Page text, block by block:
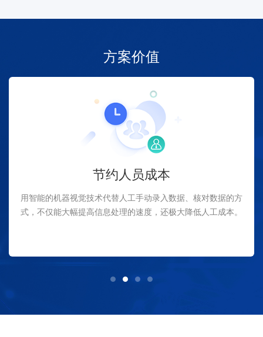
方案价值
节约人员成本
用智能的机器视觉技术代替人工手动录入数据、核对数据的方
式，不仅能大幅提高信息处理的速度，还极大降低人工成本。